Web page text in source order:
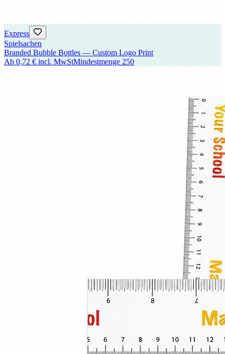
Express
Spielsachen
Branded Bubble Bottles — Custom Logo Print
Ab 0,72 € incl. MwStMindestmenge 250